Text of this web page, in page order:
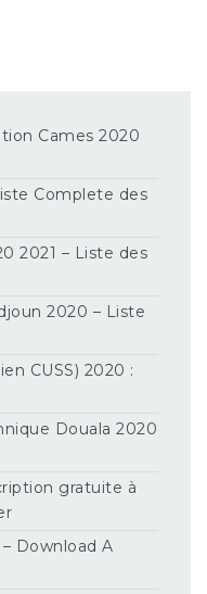
Cames 2020
Complete des
2021 – Liste des
2020 – Liste
CUSS) 2020 :
Douala 2020
gratuite à
Download A